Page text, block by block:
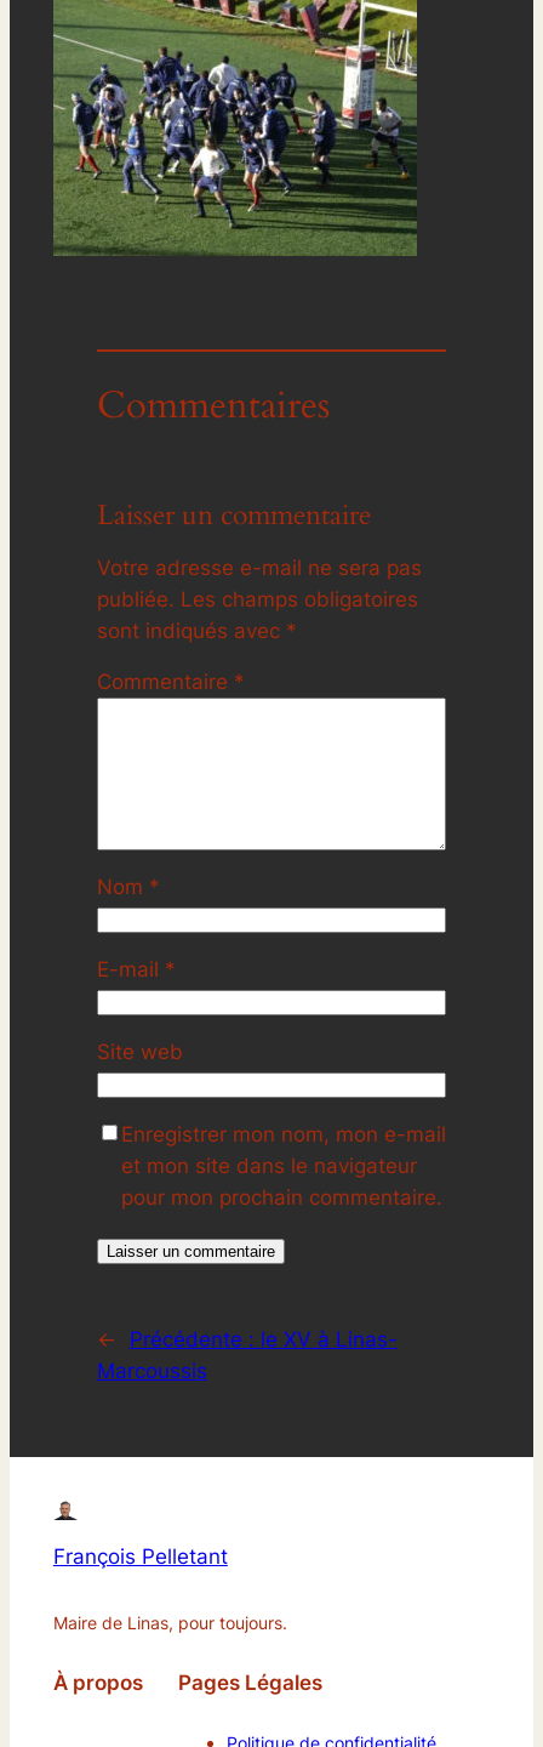
Commentaires
Laisser un commentaire
Votre adresse e-mail ne sera pas
publiée. Les champs obligatoires
sont indiqués avec *
Commentaire *
Nom *
E-mail *
Site web
Enregistrer mon nom, mon e-mail
et mon site dans le navigateur
pour mon prochain commentaire.
← Précédente : le XV à Linas-
Marcoussis
François Pelletant
Maire de Linas, pour toujours.
À propos Pages Légales
Politique de confidentialité